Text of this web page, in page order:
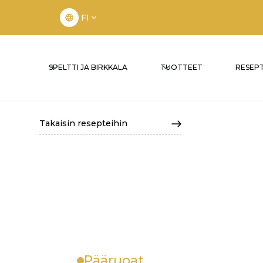
FI
SPELTTI JA BIRKKALA TUOTTEET
Takaisin resepteihin